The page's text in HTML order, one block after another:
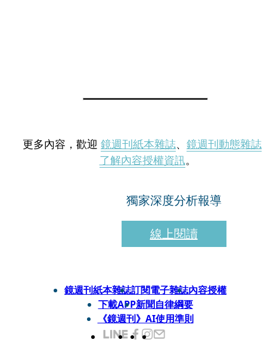
更多內容，歡迎 鏡週刊紙本雜誌、 鏡週刊動態雜誌
了解內容授權資訊。
獨家深度分析報導
線上閱讀
鏡週刊紙本雜誌訂閱電子雜誌內容授權
下載APP新聞自律綱要
《鏡週刊》AI使用準則